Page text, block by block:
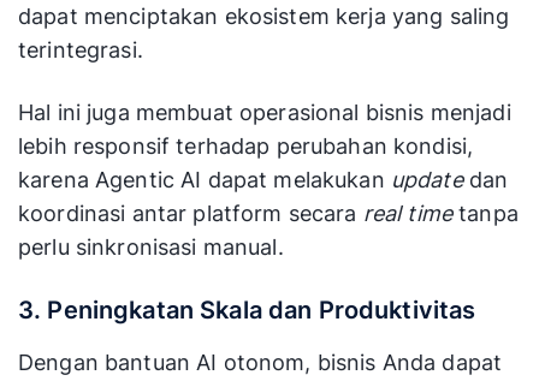
dapat menciptakan ekosistem kerja yang saling
terintegrasi.
Hal ini juga membuat operasional bisnis menjadi
lebih responsif terhadap perubahan kondisi,
karena Agentic AI dapat melakukan updatedan
koordinasi antar platform secara real timetanpa
perlu sinkronisasi manual.
3. Peningkatan Skala dan Produktivitas
Dengan bantuan AI otonom, bisnis Anda dapat